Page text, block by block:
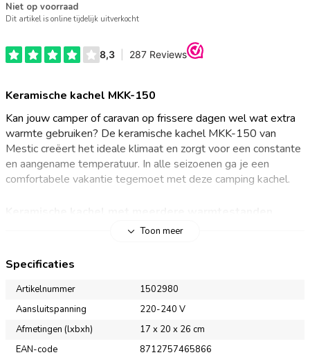
Niet op voorraad
Dit artikel is online tijdelijk uitverkocht
Keramische kachel MKK-150
Kan jouw camper of caravan op frissere dagen wel wat extra
warmte gebruiken? De keramische kachel MKK-150 van
Mestic creëert het ideale klimaat en zorgt voor een constante
en aangename temperatuur. In alle seizoenen ga je een
comfortabele vakantie tegemoet met deze camping kachel.
houdt? De Mestic keramische kachel MKK-150 werkt met
heteluchtverwarming. Het keramische element aan de
binnenzijde wordt verwarmd en geeft hitte af aan de
luchtstroom die er langs komt. Stel de kachel naar eigen
1500 W. De draaifunctie en ventilator van het elektrische
kacheltje zorgen voor een gelijkmatige warmteverspreiding.
Toon meer
Specificaties
Artikelnummer
1502980
Aansluitspanning
220-240 V
Afmetingen (lxbxh)
17 x 20 x 26 cm
EAN-code
8712757465866